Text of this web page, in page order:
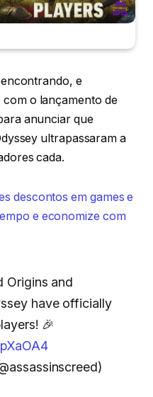
e
o lançamento de
anunciar que
ultrapassaram a
cada.
descontos em games e
e economize com
Origins and
have officially
🎉